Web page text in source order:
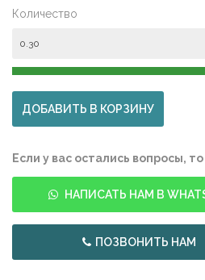
Количество
Если у вас остались вопросы,
НАПИСАТЬ НАМ В
ПОЗВОНИТЬ НАМ